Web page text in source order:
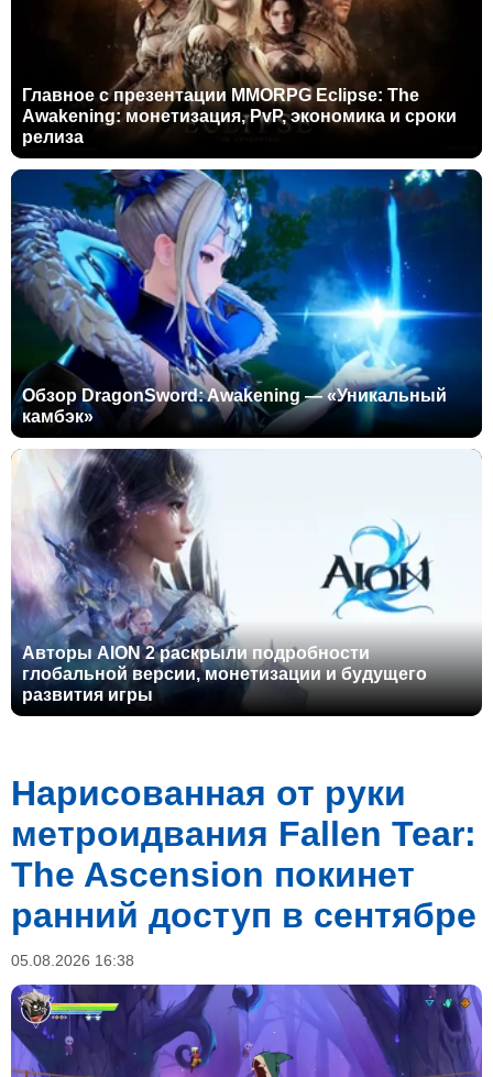
Главное с презентации MMORPG Eclipse: The
Awakening: монетизация, PvP, экономика и сроки
релиза
Обзор DragonSword: Awakening — «Уникальный
камбэк»
Авторы AION 2 раскрыли подробности
глобальной версии, монетизации и будущего
развития игры
Нарисованная от руки
метроидвания Fallen Tear:
The Ascension покинет
ранний доступ в сентябре
05.08.2026 16:38